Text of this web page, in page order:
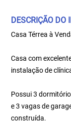
DESCRIÇÃO DO
Casa Térrea à
Casa com
instalação de
Possui 3
e 3 vagas de
construída.